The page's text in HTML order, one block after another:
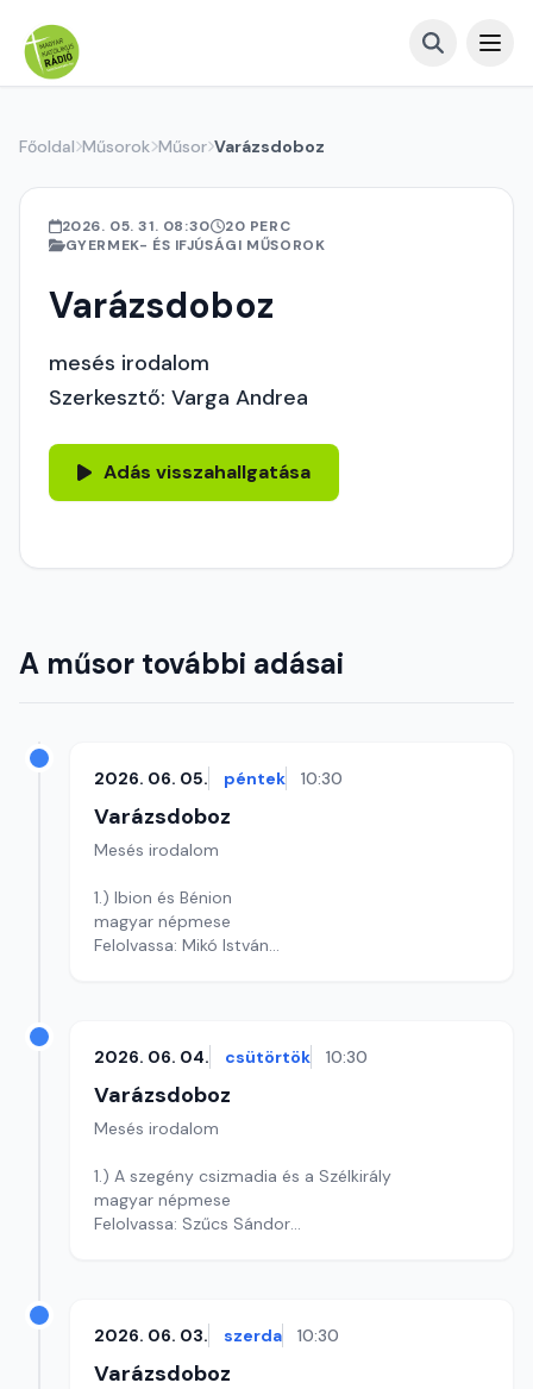
Főoldal Műsorok Műsor Varázsdoboz
2026. 05. 31. 08:30
20 PERC
GYERMEK- ÉS IFJÚSÁGI MŰSOROK
Varázsdoboz
mesés irodalom
Szerkesztő: Varga Andrea
Adás visszahallgatása
A műsor további adásai
2026. 06. 05. péntek 10:30
Varázsdoboz
Mesés irodalom
1.) Ibion és Bénion
magyar népmese
Felolvassa: Mikó István
2026. 06. 04. csütörtök 10:30
Varázsdoboz
Mesés irodalom
1.) A szegény csizmadia és a Szélkirály
magyar népmese
Felolvassa: Szűcs Sándor
2026. 06. 03. szerda 10:30
Varázsdoboz